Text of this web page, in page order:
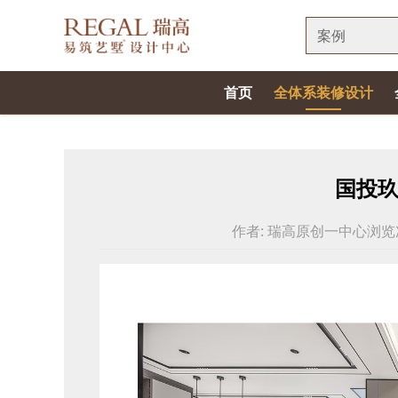
案例
首页 全体系装修设计
国投
作者: 瑞高原创一中心浏